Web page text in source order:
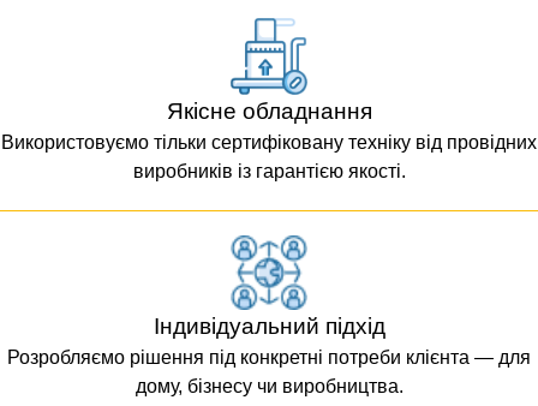
Якісне обладнання
Використовуємо тільки сертифіковану техніку від провідних
виробників із гарантією якості.
Індивідуальний підхід
Розробляємо рішення під конкретні потреби клієнта — для
дому, бізнесу чи виробництва.